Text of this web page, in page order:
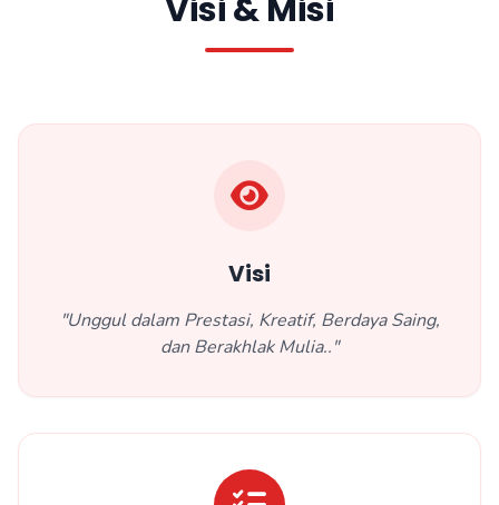
Visi & Misi
Visi
"Unggul dalam Prestasi, Kreatif, Berdaya Saing,
dan Berakhlak Mulia.."